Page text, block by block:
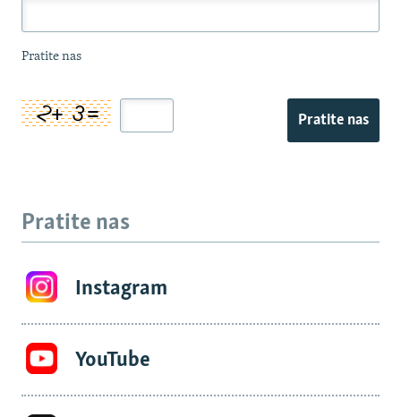
Pratite nas
Pratite nas
Pratite nas
Instagram
YouTube